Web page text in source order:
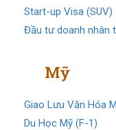
Start-up Visa (SUV)
Đầu tư doanh nhân
Mỹ
Giao Lưu Văn Hóa
Du Học Mỹ (F-1)